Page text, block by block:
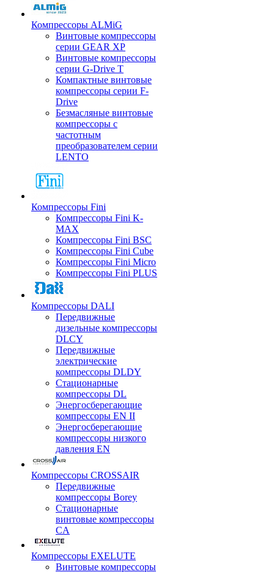
Компрессоры ALMiG
Винтовые компрессоры
серии GEAR XP
Винтовые компрессоры
серии G-Drive T
Компактные винтовые
компрессоры серии F-
Drive
Безмасляные винтовые
компрессоры с
частотным
преобразователем серии
LENTO
Компрессоры Fini
Компрессоры Fini K-
MAX
Компрессоры Fini BSC
Компрессоры Fini Cube
Компрессоры Fini Micro
Компрессоры Fini PLUS
Компрессоры DALI
Передвижные
дизельные компрессоры
DLCY
Передвижные
электрические
компрессоры DLDY
Стационарные
компрессоры DL
Энергосберегающие
компрессоры EN II
Энергосберегающие
компрессоры низкого
давления EN
Компрессоры CROSSAIR
Передвижные
компрессоры Borey
Стационарные
винтовые компрессоры
CA
Компрессоры EXELUTE
Винтовые компрессоры